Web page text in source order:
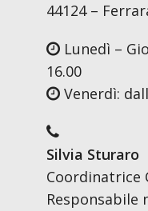
44124 –
Lunedì –
16.00
Venerdì:
Silvia Sturaro
Coordinatrice
Responsabile